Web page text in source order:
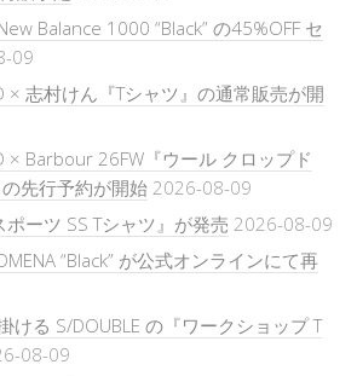
Balance 1000 “Black” の45%OFF セ
09
× 志村けん『Tシャツ』の通常販売が開
× Barbour 26FW『ウール クロップド
先行予約が開始 2026-08-09
ーツ SS Tシャツ』が発売 2026-08-09
“Black” が公式オンラインにて再
ける S/DOUBLE の『ワークショップ T
08-09